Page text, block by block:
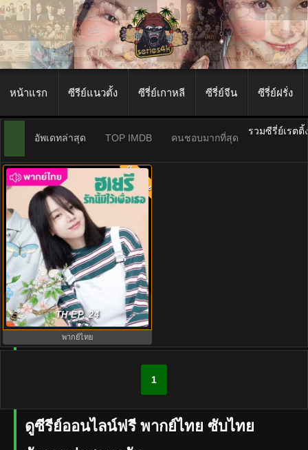
หน้าแรก ซีรีย์แนวตั้ง ซีรี่ย์เกาหลี ซีรี่ย์จีน ซีรี่ย์ฝรั่ง
อัพเดทล่าสุด TOP IMDB คนชอบมากที่สุด
รวมซีรี่ย์เรตติ้
ฮเยรี รักนี้มีไว้เพื่อเธอ Dear Hyeri
พากย์ไทย EP.1-12 (จบ)
7.0 พากย์ไทย
TH EP. 24
พากย์ไทย
1
ดูซีรีย์ออนไลน์ฟรี พากย์ไทย ซับไทย